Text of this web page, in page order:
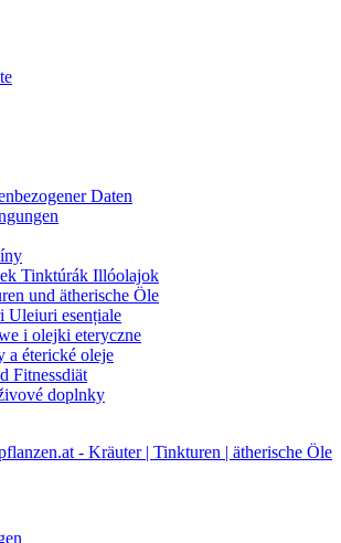
Daten
Tinktúrák Illóolajok
und ätherische Öle
Uleiuri esențiale
i olejki eteryczne
éterické oleje
Fitnessdiät
doplnky
- Kräuter | Tinkturen | ätherische Öle